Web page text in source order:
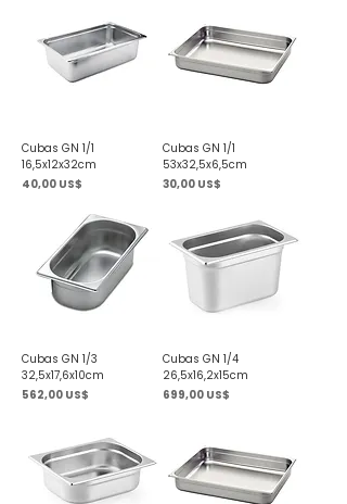
Cubas GN 1/1
16,5x12x32cm
Precio
40,00 US$
Cubas GN 1/1
53x32,5x6,5cm
Precio
30,00 US$
Cubas GN 1/3
32,5x17,6x10cm
Precio
562,00 US$
Cubas GN 1/4
26,5x16,2x15cm
Precio
699,00 US$